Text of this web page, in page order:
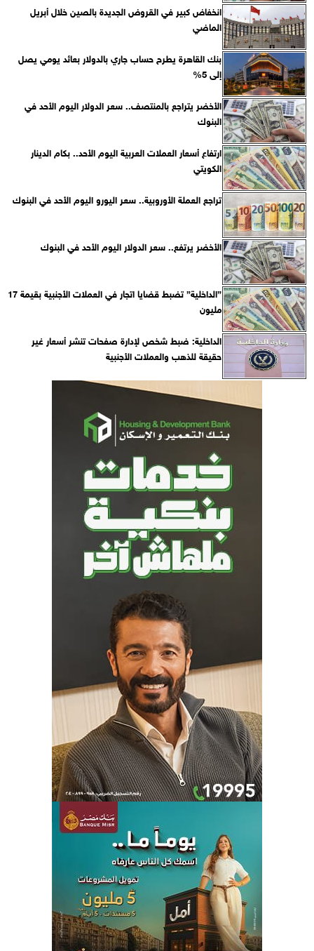
انخفاض كبير في القروض الجديدة بالصين خلال أبريل
الماضي
بنك القاهرة يطرح حساب جاري بالدولار بعائد يومي يصل
إلى 5%
الأخضر يتراجع بالمنتصف.. سعر الدولار اليوم الأحد في
البنوك
ارتفاع أسعار العملات العربية اليوم الأحد.. بكام الدينار
الكويتي
تراجع العملة الأوروبية.. سعر اليورو اليوم الأحد في البنوك
الأخضر يرتفع.. سعر الدولار اليوم الأحد في البنوك
”الداخلية” تضبط قضايا اتجار في العملات الأجنبية بقيمة 17
مليون
الداخلية: ضبط شخص لإدارة صفحات تنشر أسعار غير
حقيقة للذهب والعملات الأجنبية